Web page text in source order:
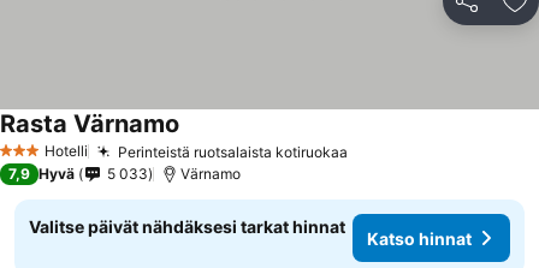
Jaa
3 Tähtiluokitus
Hotelli Perinteistä ruotsalaista kotiruokaa
Rasta Värnamo
7,9 Hyvä 5 033 Värnamo
Valitse päivät nähdäksesi tarkat hinnat
Katso hinnat